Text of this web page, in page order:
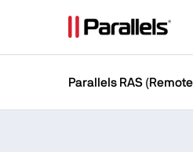
Parallels RAS